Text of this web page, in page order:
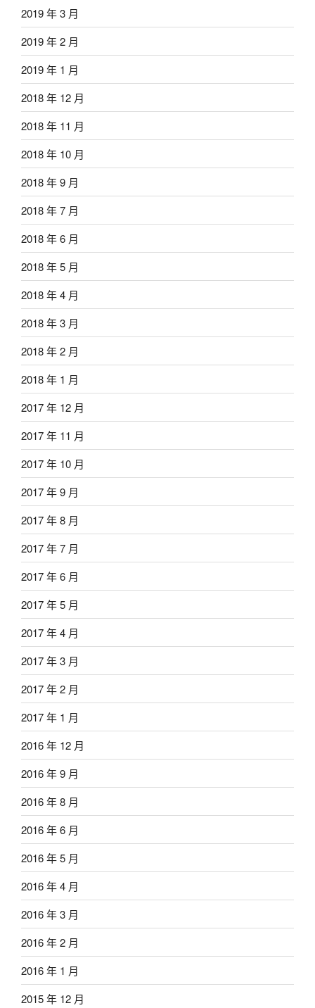
2019 年 3 月
2019 年 2 月
2019 年 1 月
2018 年 12 月
2018 年 11 月
2018 年 10 月
2018 年 9 月
2018 年 7 月
2018 年 6 月
2018 年 5 月
2018 年 4 月
2018 年 3 月
2018 年 2 月
2018 年 1 月
2017 年 12 月
2017 年 11 月
2017 年 10 月
2017 年 9 月
2017 年 8 月
2017 年 7 月
2017 年 6 月
2017 年 5 月
2017 年 4 月
2017 年 3 月
2017 年 2 月
2017 年 1 月
2016 年 12 月
2016 年 9 月
2016 年 8 月
2016 年 6 月
2016 年 5 月
2016 年 4 月
2016 年 3 月
2016 年 2 月
2016 年 1 月
2015 年 12 月